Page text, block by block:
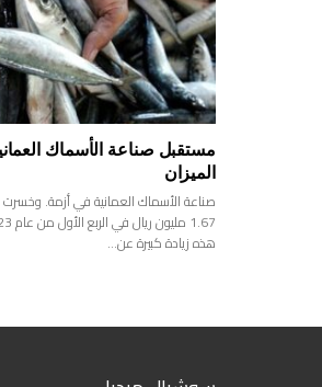
مستقبل صناعة الأسماك
الميزان
صناعة الأسماك العمانية في أزمة. وخسرت
هذه زيادة كبيرة عن…